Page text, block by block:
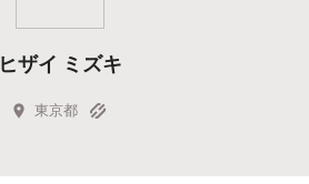
ヒザイ ミズキ
東京都